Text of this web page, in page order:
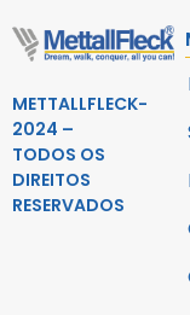
METTALLFLECK-
2024 –
TODOS OS
DIREITOS
RESERVADOS